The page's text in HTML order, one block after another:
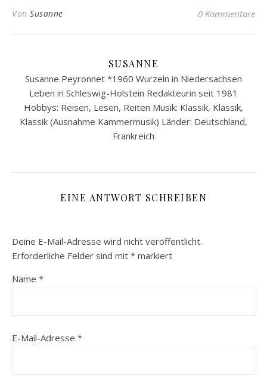
Von Susanne 0 Kommentare
SUSANNE
Susanne Peyronnet *1960 Wurzeln in Niedersachsen
Leben in Schleswig-Holstein Redakteurin seit 1981
Hobbys: Reisen, Lesen, Reiten Musik: Klassik, Klassik,
Klassik (Ausnahme Kammermusik) Länder: Deutschland,
Frankreich
EINE ANTWORT SCHREIBEN
Deine E-Mail-Adresse wird nicht veröffentlicht.
Erforderliche Felder sind mit * markiert
Name *
E-Mail-Adresse *